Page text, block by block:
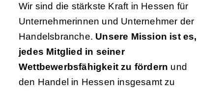
Wir sind die stärkste Kraft in Hessen für
Unternehmerinnen und Unternehmer der
Handelsbranche. Unsere Mission ist es,
jedes Mitglied in seiner
Wettbewerbsfähigkeit zu fördern und
den Handel in Hessen insgesamt zu